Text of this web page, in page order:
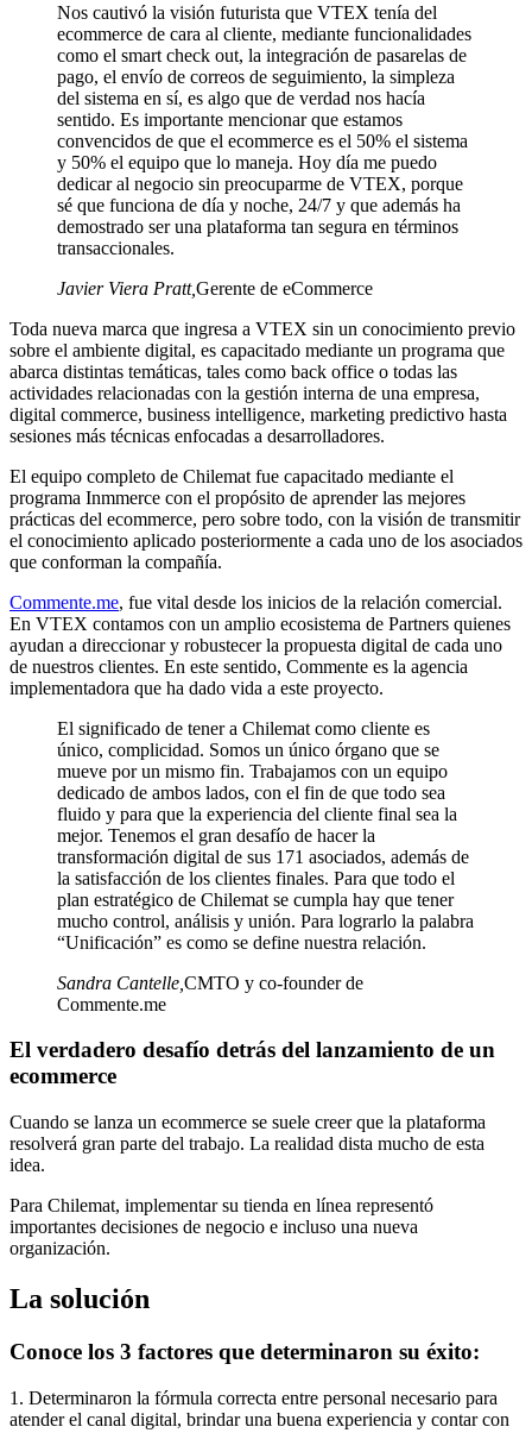
Nos cautivó la visión futurista que VTEX tenía del
ecommerce de cara al cliente, mediante funcionalidades
como el smart check out, la integración de pasarelas de
pago, el envío de correos de seguimiento, la simpleza
del sistema en sí, es algo que de verdad nos hacía
sentido. Es importante mencionar que estamos
convencidos de que el ecommerce es el 50% el sistema
y 50% el equipo que lo maneja. Hoy día me puedo
dedicar al negocio sin preocuparme de VTEX, porque
sé que funciona de día y noche, 24/7 y que además ha
demostrado ser una plataforma tan segura en términos
transaccionales.
Javier Viera Pratt,Gerente de eCommerce
Toda nueva marca que ingresa a VTEX sin un conocimiento previo
sobre el ambiente digital, es capacitado mediante un programa que
abarca distintas temáticas, tales como back office o todas las
actividades relacionadas con la gestión interna de una empresa,
digital commerce, business intelligence, marketing predictivo hasta
sesiones más técnicas enfocadas a desarrolladores.
El equipo completo de Chilemat fue capacitado mediante el
programa Inmmerce con el propósito de aprender las mejores
prácticas del ecommerce, pero sobre todo, con la visión de transmitir
el conocimiento aplicado posteriormente a cada uno de los asociados
que conforman la compañía.
Commente.me, fue vital desde los inicios de la relación comercial.
En VTEX contamos con un amplio ecosistema de Partners quienes
ayudan a direccionar y robustecer la propuesta digital de cada uno
de nuestros clientes. En este sentido, Commente es la agencia
implementadora que ha dado vida a este proyecto.
El significado de tener a Chilemat como cliente es
único, complicidad. Somos un único órgano que se
mueve por un mismo fin. Trabajamos con un equipo
dedicado de ambos lados, con el fin de que todo sea
fluido y para que la experiencia del cliente final sea la
mejor. Tenemos el gran desafío de hacer la
transformación digital de sus 171 asociados, además de
la satisfacción de los clientes finales. Para que todo el
plan estratégico de Chilemat se cumpla hay que tener
mucho control, análisis y unión. Para lograrlo la palabra
“Unificación” es como se define nuestra relación.
Sandra Cantelle CMTO y co-founder de
Commente.me
El verdadero desafío detrás del lanzamiento de un
ecommerce
Cuando se lanza un ecommerce se suele creer que la plataforma
resolverá gran parte del trabajo. La realidad dista mucho de esta
idea.
Para Chilemat, implementar su tienda en línea representó
importantes decisiones de negocio e incluso una nueva
organización.
La solución
Conoce los 3 factores que determinaron su éxito:
1. Determinaron la fórmula correcta entre personal necesario para
atender el canal digital, brindar una buena experiencia y contar con